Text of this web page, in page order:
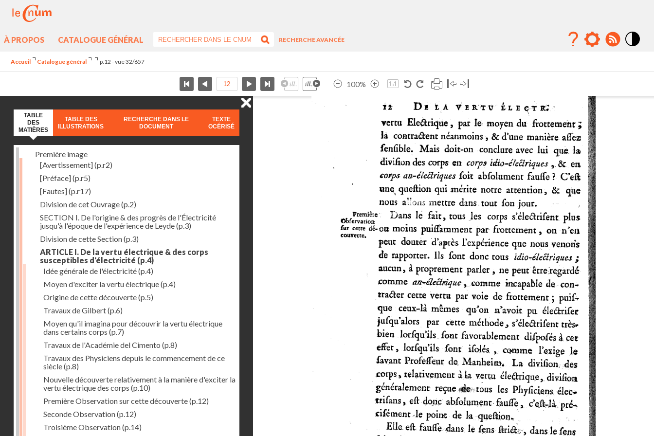
À PROPOS CATALOGUE GÉNÉRAL
RECHERCHE AVANCÉE
Accueil Catalogue général p.12 - vue 32/657
100%
TABLE
DES
MATIÈRES
TABLE DES
ILLUSTRATIONS
RECHERCHE DANS LE
DOCUMENT
TEXTE
OCÉRISÉ
Première image
[Avertissement](p.r2)
[Préface](p.r5)
[Fautes](p.r17)
Division de cet Ouvrage(p.2)
SECTION I. De l'origine & des progrès de l'Électricité
jusqu'à l'époque de l'expérience de Leyde(p.3)
Division de cette Section(p.3)
ARTICLE I. De la vertu électrique & des corps
susceptibles d'électricité (p.4)
Idée générale de l'électricité(p.4)
Moyen d'exciter la vertu électrique(p.4)
Origine de cette découverte(p.5)
Travaux de Gilbert(p.6)
Moyen qu'il imagina pour découvrir la vertu électrique
dans certains corps (p.7)
Travaux de l'Académie del Cimento (p.8)
Travaux des Physiciens depuis le commencement de ce
siècle(p.8)
Nouvelle découverte relativement à la manière d'exciter la
vertu électrique des corps (p.10)
Première Observation sur cette découverte(p.12)
Seconde Observation(p.12)
Troisième Observation(p.14)